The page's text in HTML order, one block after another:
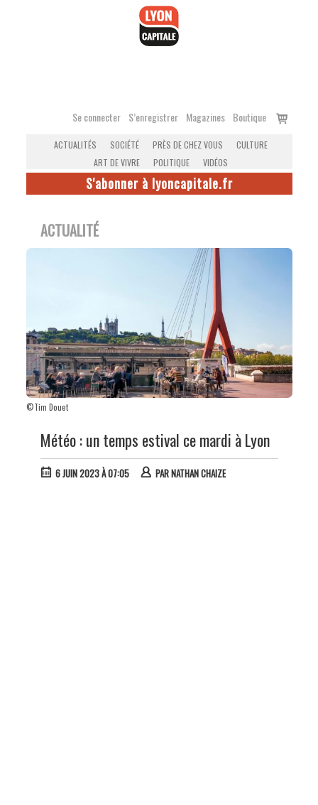
Se connecter S’enregistrer Magazines Boutique
Voir
ACTUALITÉS SOCIÉTÉ PRÈS DE CHEZ VOUS
CULTURE
ART DE VIVRE
POLITIQUE VIDÉOS
S'abonner à lyoncapitale.fr
ACTUALITÉ
©Tim Douet
Météo : un temps estival ce mardi à Lyon
6 JUIN 2023 À 07:05 PARNATHAN CHAIZE